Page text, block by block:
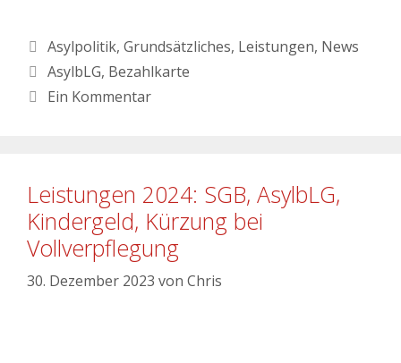
Asylpolitik, Grundsätzliches, Leistungen, News
AsylbLG, Bezahlkarte
Ein Kommentar
Leistungen 2024: SGB, AsylbLG,
Kindergeld, Kürzung bei
Vollverpflegung
30. Dezember 2023 von Chris